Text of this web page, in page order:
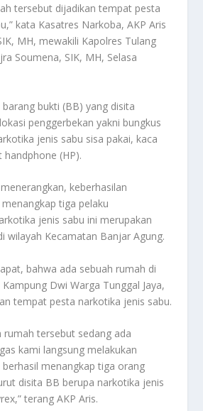
tersebut dijadikan tempat pesta
kata Kasatres Narkoba, AKP Aris
MH, mewakili Kapolres Tulang
Soumena, SIK, MH, Selasa
bukti (BB) yang disita
penggerbekan yakni bungkus
jenis sabu sisa pakai, kaca
(HP).
keberhasilan
tiga pelaku
jenis sabu ini merupakan
wilayah Kecamatan Banjar Agung.
bahwa ada sebuah rumah di
Dwi Warga Tunggal Jaya,
tempat pesta narkotika jenis sabu.
rumah tersebut sedang ada
kami langsung melakukan
menangkap tiga orang
disita BB berupa narkotika jenis
terang AKP Aris.